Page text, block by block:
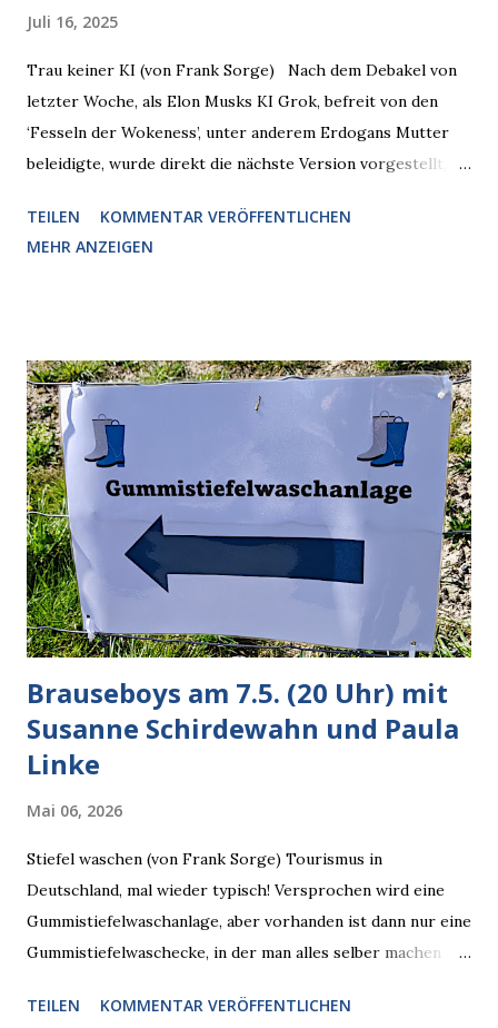
Juli 16, 2025
Trau keiner KI (von Frank Sorge) Nach dem Debakel von
letzter Woche, als Elon Musks KI Grok, befreit von den
‘Fesseln der Wokeness’, unter anderem Erdogans Mutter
beleidigte, wurde direkt die nächste Version vorgestellt,
radikalisierte, weil sie ohnehin kurz vor dem Austausch
stand. Das ist sogar recht logisch, aber nicht, um den
unauffälliger machen muss, damit die KI rechtslastig
argumentiert. So wird jetzt berichtet, dass der neue Grok
bei diversen Anfragen zu kontroversen Themen auf dem
Weg zu einer Antwort erst einmal Elons eigene Sicht der
Dinge auf Twitter abfragen und entscheidend relevant
verarbeiten muss. Das ist lächerlich und gefährlich
zugleich. Denn eine Information fehlt noch, Grok soll
künftig in den US-amerikanischen Behörden mitarbeiten,
zuvord...
TEILEN
KOMMENTAR VERÖFFENTLICHEN
MEHR ANZEIGEN
Brauseboys am 7.5. (20 Uhr) mit
Susanne Schirdewahn und Paula
Linke
Mai 06, 2026
Stiefel waschen (von Frank Sorge) Tourismus in
Deutschland, mal wieder typisch! Versprochen wird eine
Gummistiefelwaschanlage, aber vorhanden ist dann nur eine
Gummistiefelwaschecke, in der man alles selber machen
Susanne Schirdewahn und Paula Linke Haus der Sinne
TEILEN
KOMMENTAR VERÖFFENTLICHEN